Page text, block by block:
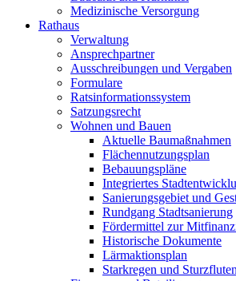
Medizinische Versorgung
Rathaus
Verwaltung
Ansprechpartner
Ausschreibungen und Vergaben
Formulare
Ratsinformationssystem
Satzungsrecht
Wohnen und Bauen
Aktuelle Baumaßnahmen
Flächennutzungsplan
Bebauungspläne
Integriertes
Sanierungsgebiet und
Rundgang Stadtsanierung
Fördermittel zur
Historische Dokumente
Lärmaktionsplan
Starkregen und Sturzfluten